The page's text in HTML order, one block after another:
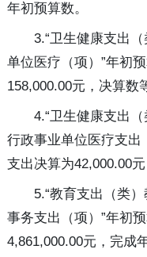
年初预算数。
3.“卫生健康支出
单位医疗（项）”年初
158,000.00元，决算数
4.“卫生健康支出
行政事业单位医疗支出
支出决算为42,000.00
5.“教育支出（类
事务支出（项）”年初
4,861,000.00元，完成